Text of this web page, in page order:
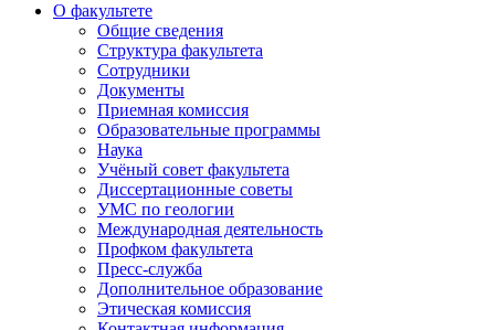
О факультете
Общие сведения
Структура факультета
Сотрудники
Документы
Приемная комиссия
Образовательные программы
Наука
Учёный совет факультета
Диссертационные советы
УМС по геологии
Международная деятельность
Профком факультета
Пресс-служба
Дополнительное образование
Этическая комиссия